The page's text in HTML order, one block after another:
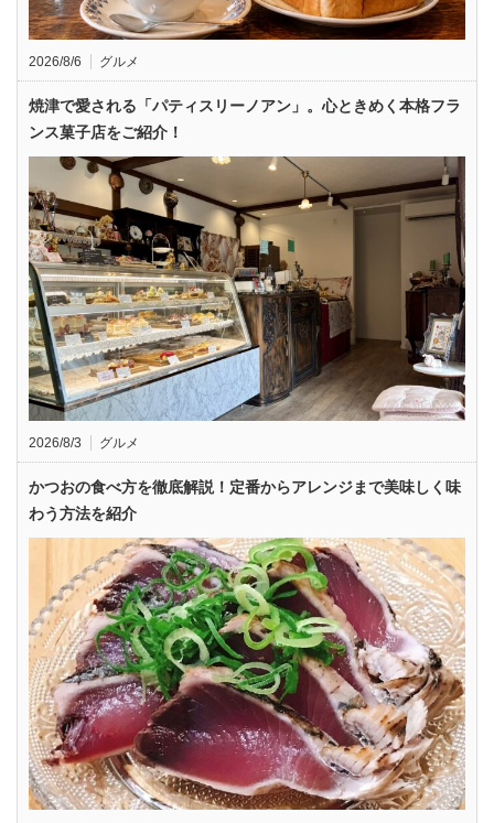
2026/8/6 グルメ
焼津で愛される「パティスリーノアン」。心ときめく本格フラ
ンス菓子店をご紹介！
2026/8/3 グルメ
かつおの食べ方を徹底解説！定番からアレンジまで美味しく味
わう方法を紹介